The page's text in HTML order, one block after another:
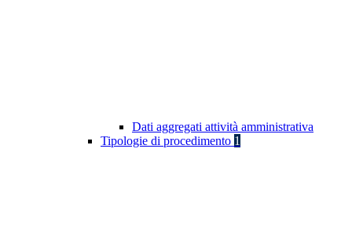
Dati aggregati attività amministrativa
Tipologie di procedimento 1